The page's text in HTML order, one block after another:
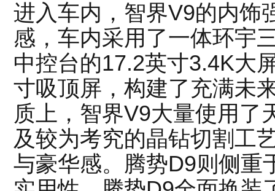
进入车内，智界V9的内饰
感，车内采用了一体环宇
中控台的17.2英寸3.4K大
寸吸顶屏，构建了充满未
质上，智界V9大量使用了
及较为考究的晶钻切割工
与豪华感。腾势D9则侧重